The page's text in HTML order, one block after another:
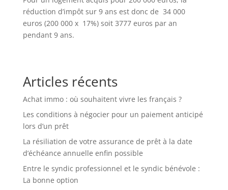
réduction d’impôt sur 9 ans est donc de 34 000
euros (200 000 x 17%) soit 3777 euros par an
pendant 9 ans.
Articles récents
Achat immo : où souhaitent vivre les français ?
Les conditions à négocier pour un paiement anticipé
lors d’un prêt
La résiliation de votre assurance de prêt à la date
d’échéance annuelle enfin possible
Entre le syndic professionnel et le syndic bénévole :
La bonne option